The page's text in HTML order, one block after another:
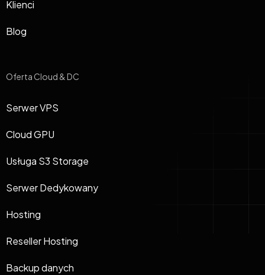
Klienci
Blog
Oferta Cloud & DC
Serwer VPS
Cloud GPU
Usługa S3 Storage
Serwer Dedykowany
Hosting
Reseller Hosting
Backup danych